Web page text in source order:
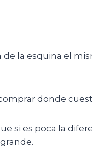
la esquina el
donde
si es poca la